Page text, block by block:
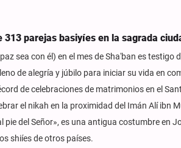
parejas basiyíes en la sagrada
sea con él) en el mes de Sha'ban es testigo
de alegría y júbilo para iniciar su vida en
de celebraciones de matrimonios en el
el nikah en la proximidad del Imán Alí ibn
del Señor», es una antigua costumbre en
shiíes de otros países.